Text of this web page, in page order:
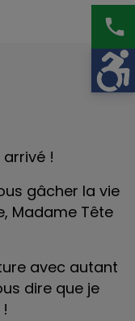
!
gâcher la vie
Madame Tête
avec autant
dire que je
phone